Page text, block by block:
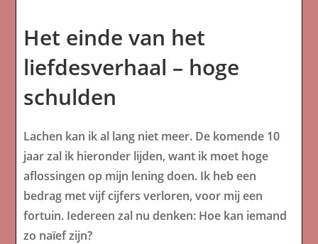
Het einde van het
liefdesverhaal – hoge
schulden
Lachen kan ik al lang niet meer. De komende 10
jaar zal ik hieronder lijden, want ik moet hoge
aflossingen op mijn lening doen. Ik heb een
bedrag met vijf cijfers verloren, voor mij een
fortuin. Iedereen zal nu denken: Hoe kan iemand
zo naïef zijn?